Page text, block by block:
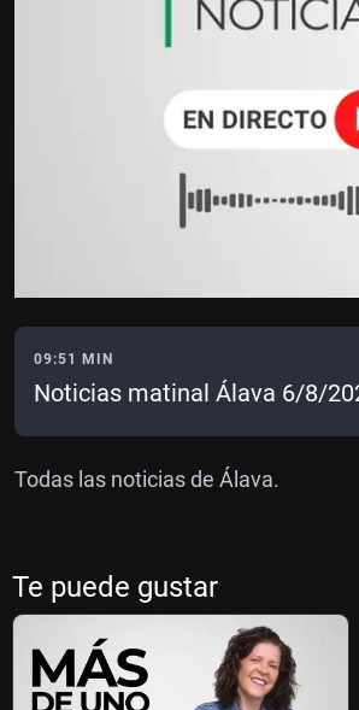
09:51 MIN
Noticias matinal Álava 6/8/
Todas las noticias de Álava.
Te puede gustar